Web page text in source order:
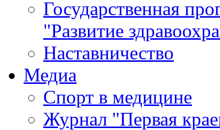
Государственная
"Развитие
Наставничество
Медиа
Спорт в медицине
Журнал "Первая